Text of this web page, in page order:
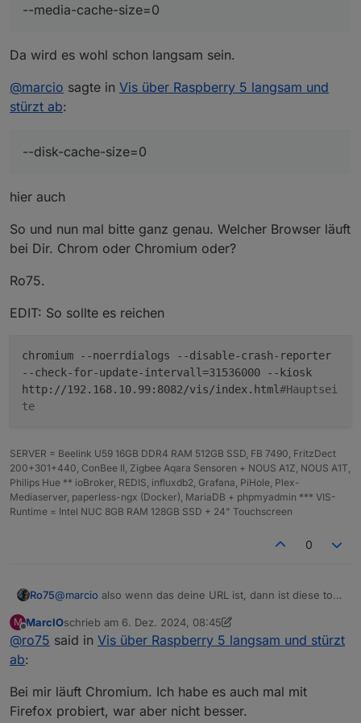
--media-cache-size=0
Da wird es wohl schon langsam sein.
@marcio sagte in Vis über Raspberry 5 langsam und
stürzt ab:
--disk-cache-size=0
hier auch
So und nun mal bitte ganz genau. Welcher Browser läuft
bei Dir. Chrom oder Chromium oder?
Ro75.
EDIT: So sollte es reichen
chromium --noerrdialogs --disable-crash-reporter
--check-for-update-intervall=31536000 --kiosk
http://192.168.10.99:8082/vis/index.html#Hauptsei
te
SERVER = Beelink U59 16GB DDR4 RAM 512GB SSD, FB 7490, FritzDect
200+301+440, ConBee II, Zigbee Aqara Sensoren + NOUS A1Z, NOUS A1T,
Philips Hue ** ioBroker, REDIS, influxdb2, Grafana, PiHole, Plex-
Mediaserver, paperless-ngx (Docker), MariaDB + phpmyadmin *** VIS-
Runtime = Intel NUC 8GB RAM 128GB SSD + 24" Touchscreen
0
Ro75@marcio also wenn das deine URL ist, dann ist diese total
Deine lokale IP brauchst du nicht XXX !
@marciosagte inVis über Raspberry 5 langsam und
stürzt ab :
Da bekomme ich Fragezeichen. Also wenn du kein
M
Offline
MarcIOschrieb am 6. Dez. 2024, 08:45
zuletzt editiert von MarcIO12. Juni 2024, 11:49
@ro75 said in Vis über Raspberry 5 langsam und stürzt
ab:
Bei mir läuft Chromium. Ich habe es auch mal mit
Firefox probiert, war aber nicht besser.